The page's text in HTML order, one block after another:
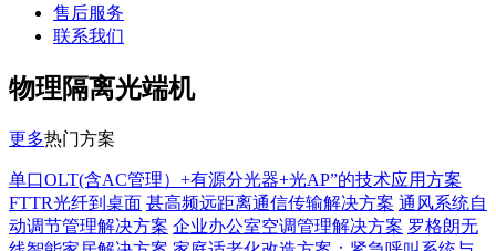
售后服务
联系我们
物理隔离光端机
更多热门方案
单口OLT(含AC管理）+有源分光器+光AP”的技术应用方案
FTTR光纤到桌面 甚高频远距离通信传输解决方案 通风系统自
动调节管理解决方案 企业办公室空调管理解决方案 罗格朗无